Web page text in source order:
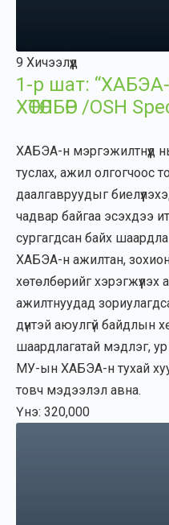
9 Хичээлүүд
1-р шат:
ХӨТӨЛБӨР /OSH
ХАБЭА-н мэргэжилтнүүд
туслах, ажил олгогчоос
даалгавруудыг
чадвар байгаа эсэхдээ
сургагдсан байх
ХАБЭА-н ажилтан,
хөтөлбөрийг
ажилтнуудад
дүнтэй аюулгүй байдлын
шаардлагатай мэдлэг,
МУ-ын ХАБЭА-н тухай
товч мэдээлэл авна.
Үнэ: 320,000